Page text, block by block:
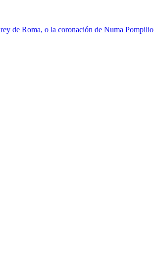
de Roma, o la coronación de Numa Pompilio